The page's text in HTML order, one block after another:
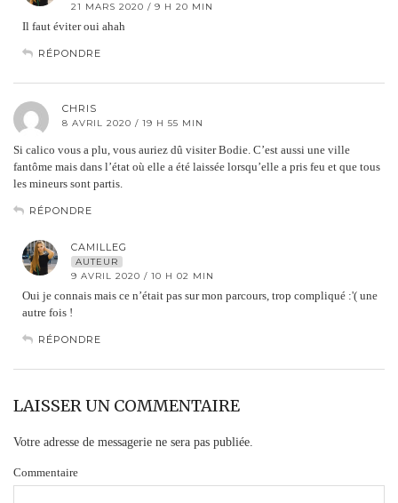
21 MARS 2020 / 9 H 20 MIN
Il faut éviter oui ahah
RÉPONDRE
CHRIS
8 AVRIL 2020 / 19 H 55 MIN
Si calico vous a plu, vous auriez dû visiter Bodie. C’est aussi une ville
fantôme mais dans l’état où elle a été laissée lorsqu’elle a pris feu et que tous
les mineurs sont partis.
RÉPONDRE
CAMILLEG
AUTEUR
9 AVRIL 2020 / 10 H 02 MIN
Oui je connais mais ce n’était pas sur mon parcours, trop compliqué :'( une
autre fois !
RÉPONDRE
LAISSER UN COMMENTAIRE
Votre adresse de messagerie ne sera pas publiée.
Commentaire